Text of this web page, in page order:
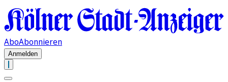
AboAbonnieren
Anmelden